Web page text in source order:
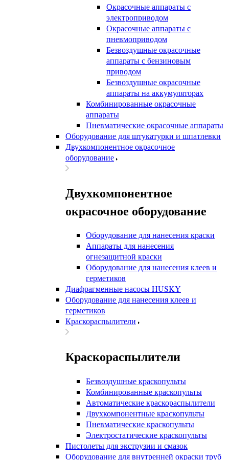
Окрасочные аппараты с
электроприводом
Окрасочные аппараты с
пневмоприводом
Безвоздушные окрасочные
аппараты с бензиновым
приводом
Безвоздушные окрасочные
аппараты на аккумуляторах
Комбинированные окрасочные
аппараты
Пневматические окрасочные аппараты
Оборудование для штукатурки и шпатлевки
Двухкомпонентное окрасочное
оборудование
Двухкомпонентное
окрасочное оборудование
Оборудование для нанесения краски
Аппараты для нанесения
огнезащитной краски
Оборудование для нанесения клеев и
герметиков
Диафрагменные насосы HUSKY
Оборудование для нанесения клеев и
герметиков
Краскораспылители
Краскораспылители
Безвоздушные краскопульты
Комбинированные краскопульты
Автоматические краскораспылители
Двухкомпонентные краскопульты
Пневматические краскопульты
Электростатические краскопульты
Пистолеты для экструзии и смазок
Оборудование для внутренней окраски труб